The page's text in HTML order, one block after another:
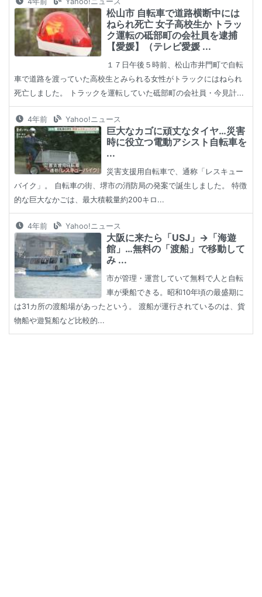
松山市 自転車で道路横断中には
ねられ死亡 女子高校生か トラッ
ク運転の砥部町の会社員を逮捕
【愛媛】（テレビ愛媛 ...
１７日午後５時前、松山市井門町で自転
車で道路を渡っていた高校生とみられる女性がトラックにはねられ
死亡しました。 トラックを運転していた砥部町の会社員・今見計...
4年前 Yahoo!ニュース
巨大なカゴに頑丈なタイヤ…災害
時に役立つ電動アシスト自転車を
...
災害支援用自転車で、通称「レスキュー
バイク」。 自転車の街、堺市の消防局の発案で誕生しました。 特徴
的な巨大なかごは、最大積載量約200キロ...
4年前 Yahoo!ニュース
大阪に来たら「USJ」→「海遊
館」…無料の「渡船」で移動して
み ...
市が管理・運営していて無料で人と自転
車が乗船できる。昭和10年頃の最盛期に
は31カ所の渡船場があったという。 渡船が運行されているのは、貨
物船や遊覧船など比較的...